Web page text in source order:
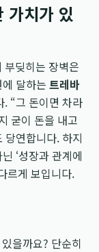
가치가 있
딪히는 장벽은
달하는 트레바
. “그 돈이면 차라
굳이 돈을 내고
당연합니다. 하지
‘성장과 관계에
르게 보입니다.
을까요? 단순히